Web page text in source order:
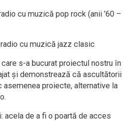
cu muzică pop rock (anii ’60 –
cu muzică jazz clasic
s-a bucurat proiectul nostru în
și demonstrează că ascultătorii
proiecte, alternative la
acela de a fi o poartă de acces